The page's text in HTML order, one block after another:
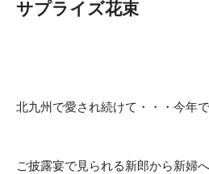
サプライズ花束
北九州で愛され続けて・・・今年で
ご披露宴で見られる新郎から新婦